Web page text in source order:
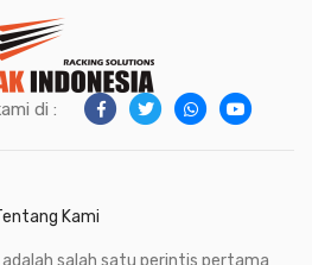
di :
Kami
adalah salah satu perintis pertama